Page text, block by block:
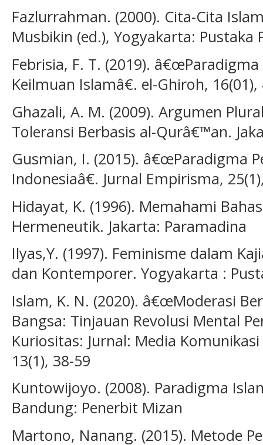
Fazlurrahman. (2000). Cita-Cita
Musbikin (ed.), Yogyakarta: Pustaka
Febrisia, F. T. (2019).
Keilmuan Islamâ€. el-Ghiroh, 16(01),
Ghazali, A. M. (2009). Argumen
Toleransi Berbasis al-Qurâ€™an.
Gusmian, I. (2015). â€œParadigma
Indonesiaâ€. Jurnal Empirisma,
Hidayat, K. (1996). Memahami
Hermeneutik. Jakarta: Paramadina
Ilyas,Y. (1997). Feminisme dalam
dan Kontemporer. Yogyakarta :
Islam, K. N. (2020). â€œModerasi
Bangsa: Tinjauan Revolusi Mental
Kuriositas: Jurnal: Media
13(1), 38-59
Kuntowijoyo. (2008). Paradigma
Bandung: Penerbit Mizan
Martono, Nanang. (2015). Metode